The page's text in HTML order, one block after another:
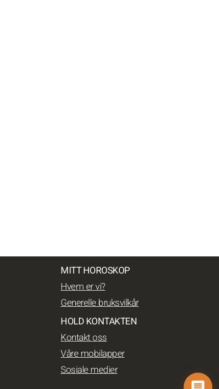
MITT HOROSKOP
Hvem er vi?
Generelle bruksvilkår
HOLD KONTAKTEN
Kontakt oss
Våre mobilapper
Sosiale medier